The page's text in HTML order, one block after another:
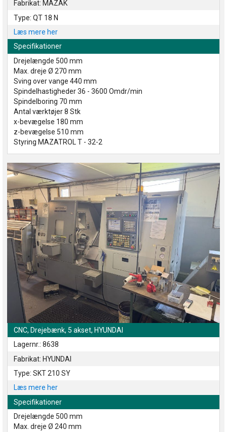
Fabrikat: MAZAK
Type: QT 18 N
Læs mere her
Specifikationer
Drejelængde 500 mm
Max. dreje Ø 270 mm
Sving over vange 440 mm
Spindelhastigheder 36 - 3600 Omdr/min
Spindelboring 70 mm
Antal værktøjer 8 Stk
x-bevægelse 180 mm
z-bevægelse 510 mm
Styring MAZATROL T - 32-2
CNC, Drejebænk, 5 akset, HYUNDAI
Lagernr.: 8638
Fabrikat: HYUNDAI
Type: SKT 210 SY
Læs mere her
Specifikationer
Drejelængde 500 mm
Max. dreje Ø 240 mm